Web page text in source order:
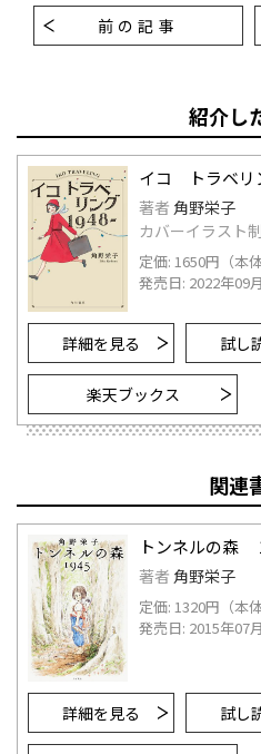
前の記事
紹介し
イコ トラベリ
著者 角野栄子
カバーイラスト
定価: 1650円（本
発売日: 2022年09
詳細を見る 試し
楽天ブックス
関連
トンネルの森
著者 角野栄子
定価: 1320円（本
発売日: 2015年07
詳細を見る 試し